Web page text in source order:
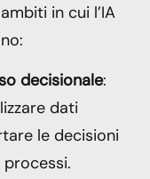
in cui l’IA
decisionale:
dati
le decisioni